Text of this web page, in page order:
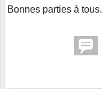
Bonnes parties à tous.